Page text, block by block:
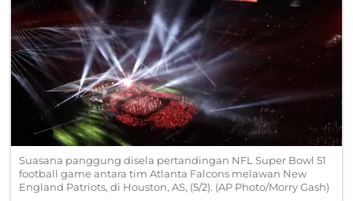
Suasana panggung disela pertandingan NFL Super Bowl 51
football game antara tim Atlanta Falcons melawan New
England Patriots, di Houston, AS, (5/2). (AP Photo/Morry Gash)